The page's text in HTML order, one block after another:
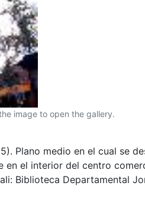
image to open the gallery.
Plano medio en el cual se
en el interior del centro
Biblioteca Departamental